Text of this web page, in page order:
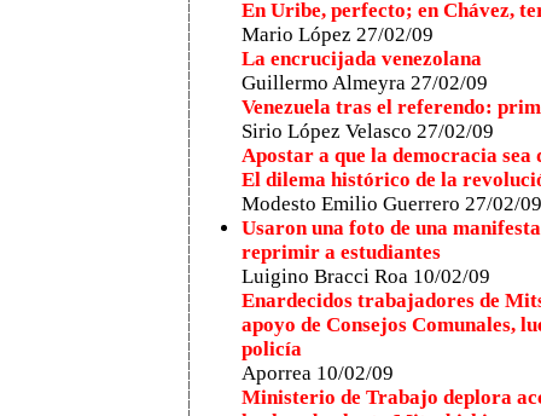
En Uribe, perfecto; en Chávez,
Mario López 27/02/09
La encrucijada venezolana
Guillermo Almeyra 27/02/09
Venezuela tras el referendo:
Sirio López Velasco 27/02/09
Apostar a que la democracia sea
El dilema histórico de la
Modesto Emilio Guerrero 27/02/09
Usaron una foto de una
reprimir a estudiantes
Luigino Bracci Roa 10/02/09
Enardecidos trabajadores de
apoyo de Consejos Comunales,
policía
Aporrea 10/02/09
Ministerio de Trabajo deplora